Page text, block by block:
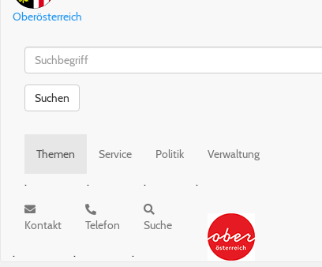
Oberösterreich
Schnellsuche
Schnellsuche
Suchen
Themen
.
Service
.
Politik
.
Verwaltung
.
Kontakt
.
Telefon
.
Suche
.